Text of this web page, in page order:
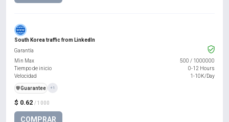
South Korea traffic from LinkedIn
$ 0.62 / 1000
COMPRAR
Garantía
Min Max
500 / 1000000
Tiempo de inicio
0-12 Hours
Velocidad
1-10K/Day
️🛡️Guarantee +1